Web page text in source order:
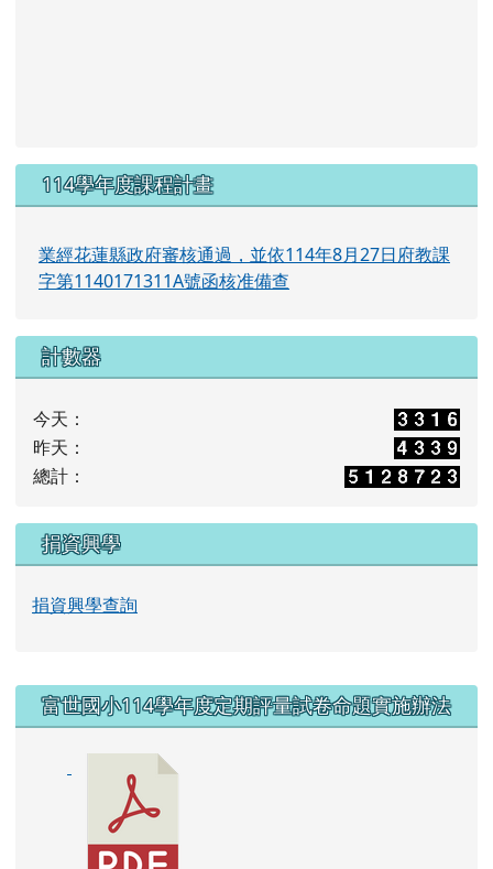
114學年度課程計畫
業經花蓮縣政府審核通過，並依114年8月27日府教課
字第1140171311A號函核准備查
計數器
今天：
昨天：
總計：
捐資興學
捐資興學查詢
右邊區域內容
富世國小114學年度定期評量試卷命題實施辦法